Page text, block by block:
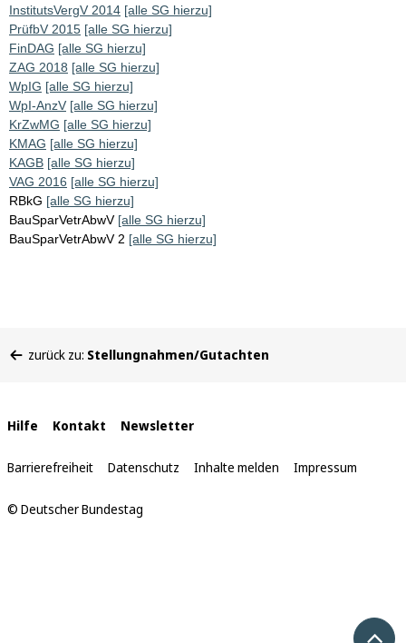
InstitutsVergV 2014 [alle SG hierzu]
PrüfbV 2015 [alle SG hierzu]
FinDAG [alle SG hierzu]
ZAG 2018 [alle SG hierzu]
WpIG [alle SG hierzu]
WpI-AnzV [alle SG hierzu]
KrZwMG [alle SG hierzu]
KMAG [alle SG hierzu]
KAGB [alle SG hierzu]
VAG 2016 [alle SG hierzu]
RBkG [alle SG hierzu]
BauSparVetrAbwV [alle SG hierzu]
BauSparVetrAbwV 2 [alle SG hierzu]
befinden
zurück zu: Stellungnahmen/Gutachten
Interne
Links
Hilfe Kontakt Newsletter
Barrierefreiheit Datenschutz Inhalte melden Impressum
© Deutscher Bundestag